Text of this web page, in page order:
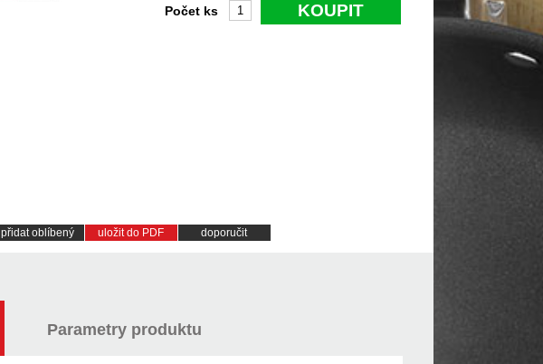
KOUPIT
Počet ks
přidat oblíbený uložit do PDF doporučit
Parametry produktu